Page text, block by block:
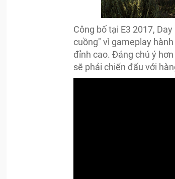
Công bố tại E3 2017,
cuồng" vì gameplay
đỉnh cao. Đáng chú ý
sẽ phải chiến đấu với